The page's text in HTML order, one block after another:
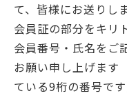
て、皆様にお送りし
会員証の部分をキリ
会員番号・氏名をご
お願い申し上げます
ている9桁の番号です